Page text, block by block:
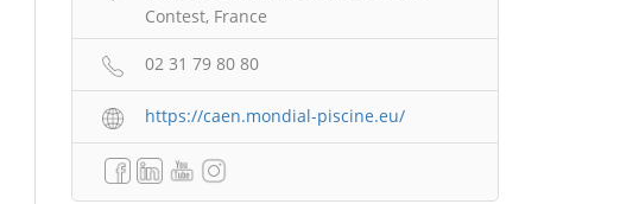
Contest, France
02 31 79 80 80
https://caen.mondial-piscine.eu/